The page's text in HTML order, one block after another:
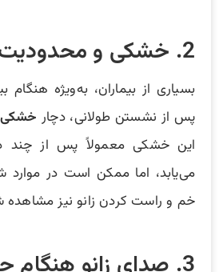
2. خشکی و محدودیت حرکتی
بسیاری از بیماران، به‌ویژه
پس از نشستن طولانی، دچار خشکی
این خشکی معمولاً پس از
می‌یابد، اما ممکن است در موارد
خم و راست کردن زانو نیز مشاهده